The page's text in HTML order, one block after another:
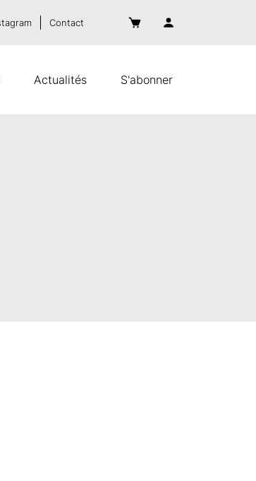
Actualités S'abonner
Contact